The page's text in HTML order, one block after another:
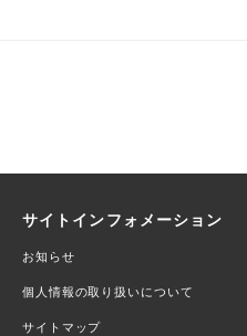
サイトインフォメーション
お知らせ
個人情報の取り扱いについて
サイトマップ